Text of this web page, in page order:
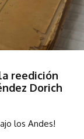
reedición
Dorich
los Andes!